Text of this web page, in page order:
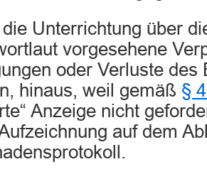
Unterrichtung über
vorgesehene
oder Verluste des
hinaus, weil gemäß §
Anzeige nicht
auf dem